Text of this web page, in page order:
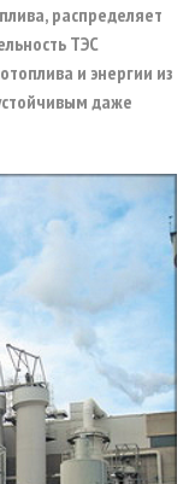
распределяет
ТЭС
и энергии из
даже